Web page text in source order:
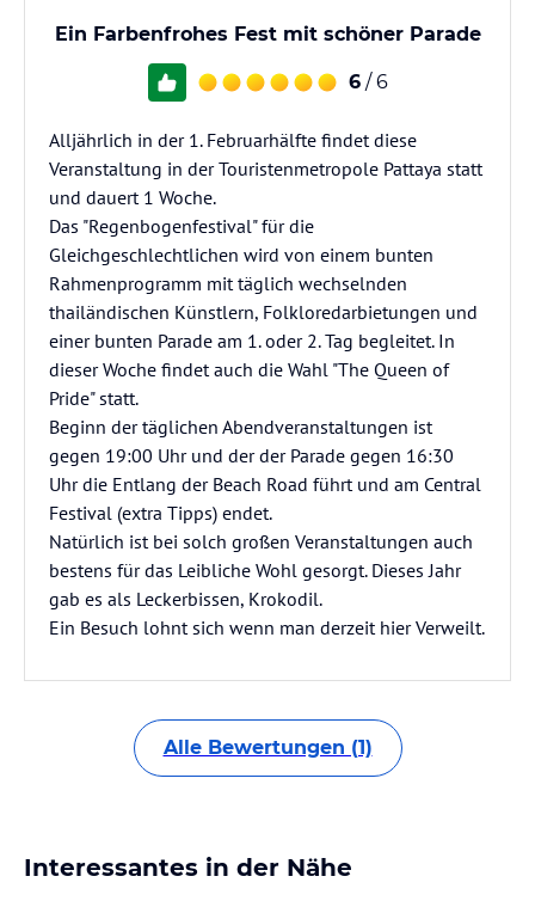
Ein Farbenfrohes Fest mit schöner Parade
6 / 6
Alljährlich in der 1. Februarhälfte findet diese
Veranstaltung in der Touristenmetropole Pattaya statt
und dauert 1 Woche.
Das "Regenbogenfestival" für die
Gleichgeschlechtlichen wird von einem bunten
Rahmenprogramm mit täglich wechselnden
thailändischen Künstlern, Folkloredarbietungen und
einer bunten Parade am 1. oder 2. Tag begleitet. In
dieser Woche findet auch die Wahl "The Queen of
Pride" statt.
Beginn der täglichen Abendveranstaltungen ist
gegen 19:00 Uhr und der der Parade gegen 16:30
Uhr die Entlang der Beach Road führt und am Central
Festival (extra Tipps) endet.
Natürlich ist bei solch großen Veranstaltungen auch
bestens für das Leibliche Wohl gesorgt. Dieses Jahr
gab es als Leckerbissen, Krokodil.
Ein Besuch lohnt sich wenn man derzeit hier Verweilt.
Alle Bewertungen (1)
Interessantes in der Nähe